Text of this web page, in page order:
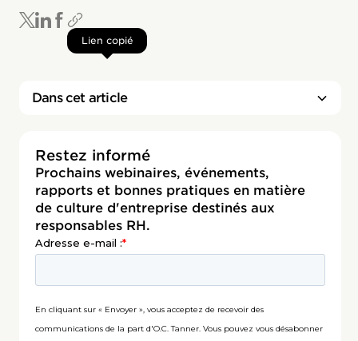
Lien copié
Dans cet article
Restez informé
Prochains webinaires, événements,
rapports et bonnes pratiques en matière
de culture d'entreprise destinés aux
responsables RH.